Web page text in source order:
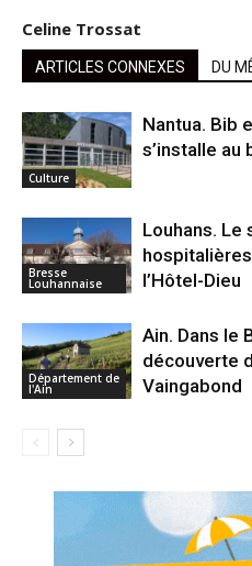
Celine Trossat
ARTICLES CONNEXES DU
Culture
Nantua. Bib
s’installe au
Bresse
Louhannaise
Louhans.
l’Hôtel-Dieu
Département de
l'Ain
Ain. Dans le
découverte
Vaingabond